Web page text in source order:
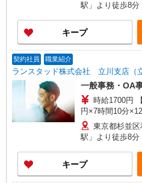
駅」より徒歩8
キープ
契約社員 職業紹介
ランスタッド株式会社 立川支店（
一般事務・OA
時給1700円
円×7時間10分
東京都杉並
駅」より徒歩8
キープ